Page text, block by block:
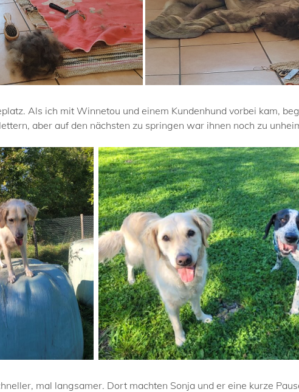
Als ich mit Winnetou und einem Kundenhund vorbei kam,
aber auf den nächsten zu springen war ihnen noch zu
mal langsamer. Dort machten Sonja und er eine kurze